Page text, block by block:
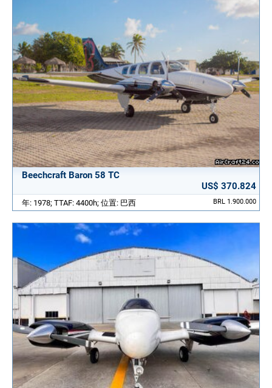
Beechcraft Baron 58 TC
US$ 370.824
BRL 1.900.000
年: 1978; TTAF: 4400h; 位置: 巴西